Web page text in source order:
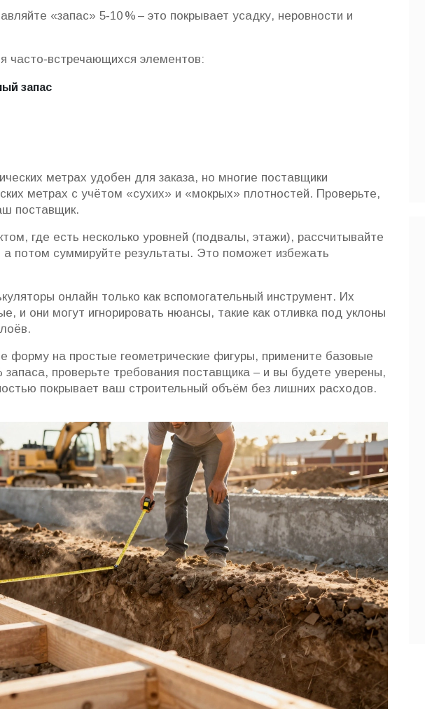
«запас» 5‑10 % – это покрывает усадку, неровности и
часто‑встречающихся элементов:
запас
метрах удобен для заказа, но многие поставщики
метрах с учётом «сухих» и «мокрых» плотностей. Проверьте,
поставщик.
где есть несколько уровней (подвалы, этажи), рассчитывайте
потом суммируйте результаты. Это поможет избежать
онлайн только как вспомогательный инструмент. Их
и они могут игнорировать нюансы, такие как отливка под уклоны
форму на простые геометрические фигуры, примените базовые
проверьте требования поставщика – и вы будете уверены,
покрывает ваш строительный объём без лишних расходов.